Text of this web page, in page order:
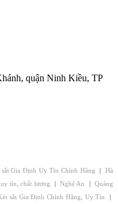
quận Ninh Kiều, TP
Gia Định Uy Tín Chính Hãng |
Hà
tín, chất lượng | Nghệ An |
Quảng
sắt Gia Định Chính Hãng, Uy Tín
|